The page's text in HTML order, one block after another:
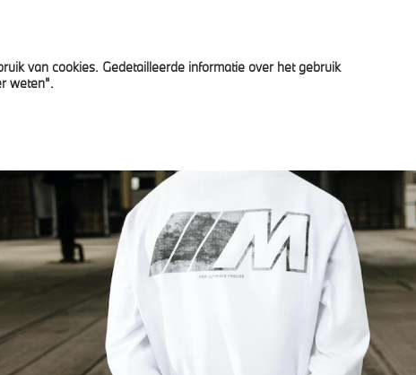
van cookies. Gedetailleerde informatie over het gebruik
weten".
BMW Financial Services News